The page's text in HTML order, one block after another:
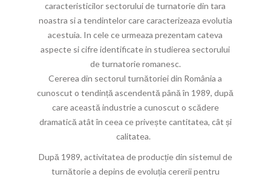
caracteristicilor sectorului de turnatorie din tara
noastra si a tendintelor care caracterizeaza evolutia
acestuia. In cele ce urmeaza prezentam cateva
aspecte si cifre identificate in studierea sectorului
de turnatorie romanesc.
Cererea din sectorul turnătoriei din România a
cunoscut o tendință ascendentă până în 1989, după
care această industrie a cunoscut o scădere
dramatică atât în ​​ceea ce privește cantitatea, cât și
calitatea.
După 1989, activitatea de producție din sistemul de
turnătorie a depins de evoluția cererii pentru